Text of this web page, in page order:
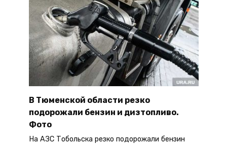
В Тюменской области резко
подорожали бензин и дизтопливо.
Фото
На АЗС Тобольска резко подорожали бензин